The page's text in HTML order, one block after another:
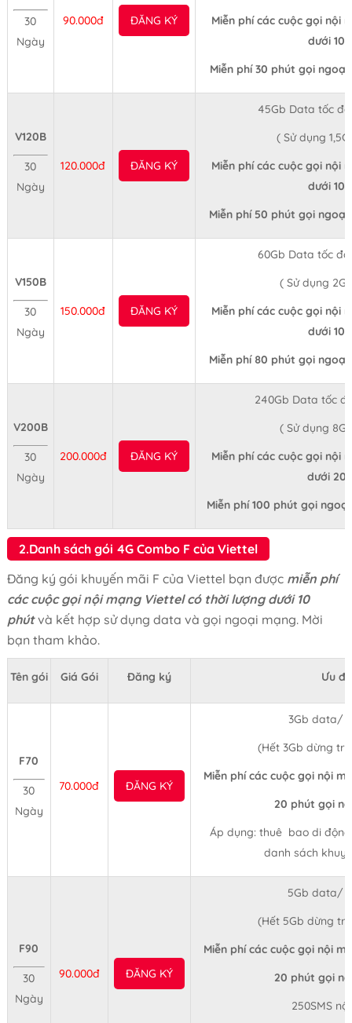
30
Ngày
90.000đ ĐĂNG KÝ
Miễn phí các cuộc gọi nội
dưới 10
Miễn phí 30 phút gọi
V120B
30
Ngày
120.000đ ĐĂNG KÝ
45Gb Data tốc
( Sử dụng
Miễn phí các cuộc gọi nội
dưới 10
Miễn phí 50 phút gọi
V150B
30
Ngày
150.000đ ĐĂNG KÝ
60Gb Data tốc
( Sử dụng
Miễn phí các cuộc gọi nội
dưới 10
Miễn phí 80 phút gọi
V200B
30
Ngày
200.000đ ĐĂNG KÝ
240Gb Data tốc
( Sử dụng
Miễn phí các cuộc gọi nội
dưới 20
Miễn phí 100 phút gọi
2.Danh sách gói 4G Combo F của Viettel
Đăng ký gói khuyến mãi F của Viettel bạn được miễn phí
các cuộc gọi nội mạng Viettel có thời lượng dưới 10
phútvà kết hợp sử dụng data và gọi ngoại mạng. Mời
bạn tham khảo.
Tên gói Giá Gói Đăng ký Ưu
F70
30
Ngày
70.000đ ĐĂNG KÝ
3Gb data/
(Hết 3Gb dừng
Miễn phí các cuộc gọi nội
20 phút gọi
Áp dụng: thuê bao di
danh sách
F90
30
Ngày
90.000đ ĐĂNG KÝ
5Gb data/
(Hết 5Gb dừng
Miễn phí các cuộc gọi nội
20 phút gọi
250SMS